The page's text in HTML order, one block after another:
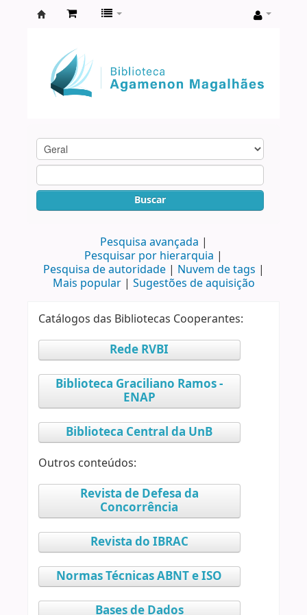
Agamenon
Magalhães
Buscar
Pesquisa avançada
Pesquisar por hierarquia
Pesquisa de autoridade
Nuvem de tags
Mais popular
Sugestões de aquisição
Catálogos das Bibliotecas Cooperantes:
Rede RVBI
Biblioteca Graciliano Ramos -
ENAP
Biblioteca Central da UnB
Outros conteúdos:
Revista de Defesa da
Concorrência
Revista do IBRAC
Normas Técnicas ABNT e ISO
Bases de Dados